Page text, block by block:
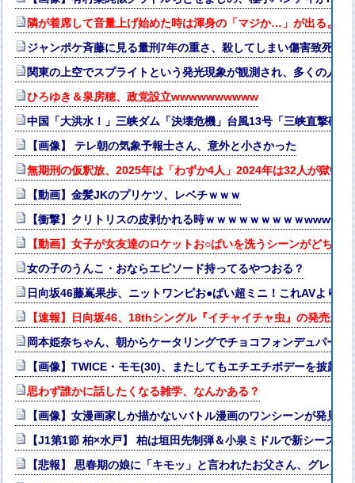
隣が着席して音量上げ始めた時は渾身の「マジか…」が出るよね
ジャンポケ斉藤に見る量刑7年の重さ、殺してしまい傷害致死罪
関東の上空でスプライトという発光現象が観測され、多くの人
ひろゆき＆泉房穂、政党設立wwwwwwwwww
中国「大洪水！」三峡ダム「決壊危機」台風13号「三峡直撃確
【画像】 テレ朝の気象予報士さん、意外と小さかった
無期刑の仮釈放、2025年は「わずか4人」2024年は32人が獄中
【動画】金髪JKのプリケツ、レベチｗｗｗ
【衝撃】クリトリスの皮剥かれる時ｗｗｗｗｗｗｗｗｗwwww
【動画】女子が女友達のロケットお○ぱいを洗うシーンがどちゃ
女の子のうんこ・おならエピソード持ってるやつおる？
日向坂46藤嶌果歩、ニットワンピお●ぱい超ミニ！これAVよりエ
【速報】日向坂46、18thシングル『イチャイチャ虫』の発売が決
岡本姫奈ちゃん、朝からケータリングでチョコフォンデュパーテ
【画像】TWICE・モモ(30)、またしてもエチエチボデーを披露
思わず誰かに話したくなる雑学、なんかある？
【画像】女漫画家しか描かないバトル漫画のワンシーンが発
【J1第1節 柏×水戸】 柏は垣田先制弾＆小泉ミドルで新シーズ
【悲報】 思春期の娘に「キモッ」と言われたお父さん、グレる